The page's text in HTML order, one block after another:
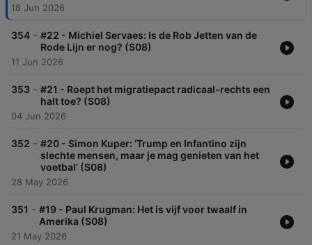
18 Jun 2026
354 - #22 - Michiel Servaes: Is de Rob Jetten van de
Rode Lijn er nog? (S08)
11 Jun 2026
353 - #21 - Roept het migratiepact radicaal-rechts een
halt toe? (S08)
04 Jun 2026
352 - #20 - Simon Kuper: ‘Trump en Infantino zijn
slechte mensen, maar je mag genieten van het
voetbal’ (S08)
28 May 2026
351 - #19 - Paul Krugman: Het is vijf voor twaalf in
Amerika (S08)
21 May 2026